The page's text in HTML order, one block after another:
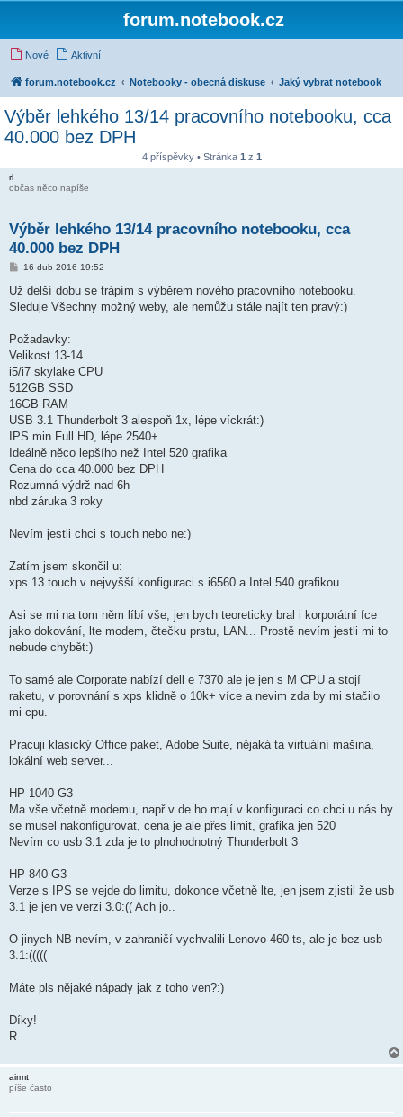
forum.notebook.cz
Nové Aktivní
forum.notebook.cz Notebooky - obecná diskuse Jaký vybrat notebook
Výběr lehkého 13/14 pracovního notebooku, cca
40.000 bez DPH
4 příspěvky • Stránka 1 z 1
rl
občas něco napíše
Výběr lehkého 13/14 pracovního notebooku, cca
40.000 bez DPH
P
í
p
e
k
16 dub 2016 19:52
Už delší dobu se trápím s výběrem nového pracovního notebooku.
Sleduje Všechny možný weby, ale nemůžu stále najít ten pravý:)
Požadavky:
Velikost 13-14
i5/i7 skylake CPU
512GB SSD
16GB RAM
USB 3.1 Thunderbolt 3 alespoň 1x, lépe víckrát:)
IPS min Full HD, lépe 2540+
Ideálně něco lepšího než Intel 520 grafika
Cena do cca 40.000 bez DPH
Rozumná výdrž nad 6h
nbd záruka 3 roky
Nevím jestli chci s touch nebo ne:)
Zatím jsem skončil u:
xps 13 touch v nejvyšší konfiguraci s i6560 a Intel 540 grafikou
Asi se mi na tom něm líbí vše, jen bych teoreticky bral i korporátní fce
jako dokování, lte modem, čtečku prstu, LAN... Prostě nevím jestli mi to
nebude chybět:)
To samé ale Corporate nabízí dell e 7370 ale je jen s M CPU a stojí
raketu, v porovnání s xps klidně o 10k+ více a nevim zda by mi stačilo
mi cpu.
Pracuji klasický Office paket, Adobe Suite, nějaká ta virtuální mašina,
lokální web server...
HP 1040 G3
Ma vše včetně modemu, např v de ho mají v konfiguraci co chci u nás by
se musel nakonfigurovat, cena je ale přes limit, grafika jen 520
Nevím co usb 3.1 zda je to plnohodnotný Thunderbolt 3
HP 840 G3
Verze s IPS se vejde do limitu, dokonce včetně lte, jen jsem zjistil že usb
3.1 je jen ve verzi 3.0:(( Ach jo..
O jinych NB nevím, v zahraničí vychvalili Lenovo 460 ts, ale je bez usb
3.1:(((((
Máte pls nějaké nápady jak z toho ven?:)
Díky!
R.
airmt
píše často